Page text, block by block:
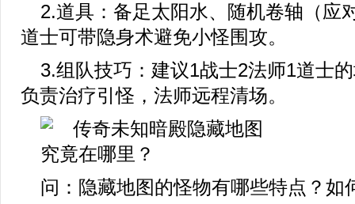
2.道具：备足太阳水、随机卷轴（应
道士可带隐身术避免小怪围攻。
3.组队技巧：建议1战士2法师1道士
负责治疗引怪，法师远程清场。
问：隐藏地图的怪物有哪些特点？如